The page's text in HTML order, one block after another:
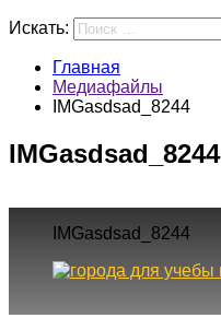
Искать:
Главная
Медиафайлы
IMGasdsad_8244
IMGasdsad_8244
IMGasdsad_8244